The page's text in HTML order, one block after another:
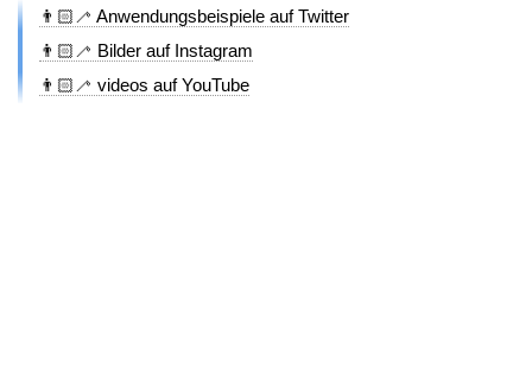
👨🏻‍🦯 Anwendungsbeispiele auf Twitter
👨🏻‍🦯 Bilder auf Instagram
👨🏻‍🦯 videos auf YouTube